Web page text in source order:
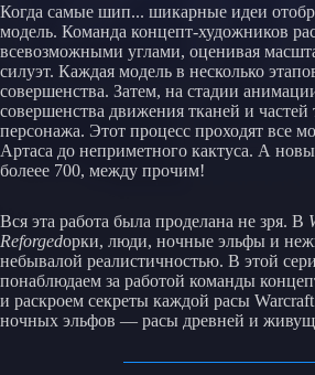
Когда самые шип... шикарные идеи
модель. Команда концепт-художников
всевозможными углами, оценивая
силуэт. Каждая модель в несколько
совершенства. Затем, на стадии
совершенства движения тканей и частей
персонажа. Этот процесс проходят все
Артаса до неприметного кактуса. А
болеее 700, между прочим!
Вся эта работа была проделана не зря. В
Reforgedорки, люди, ночные эльфы и
небывалой реалистичностью. В этой
понаблюдаем за работой команды
и раскроем секреты каждой расы
ночных эльфов — расы древней и